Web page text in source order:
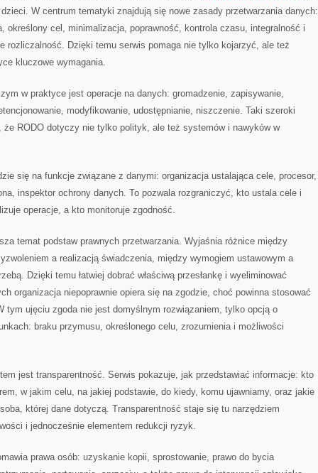
W centrum tematyki znajdują się nowe zasady przetwarzania danych:
określony cel, minimalizacja, poprawność, kontrola czasu, integralność i
rozliczalność. Dzięki temu serwis pomaga nie tylko kojarzyć, ale też
kluczowe wymagania.
w praktyce jest operacje na danych: gromadzenie, zapisywanie,
modyfikowanie, udostępnianie, niszczenie. Taki szeroki
że RODO dotyczy nie tylko polityk, ale też systemów i nawyków w
się na funkcje związane z danymi: organizacja ustalająca cele, procesor,
inspektor ochrony danych. To pozwala rozgraniczyć, kto ustala cele i
operacje, a kto monitoruje zgodność.
temat podstaw prawnych przetwarzania. Wyjaśnia różnice między
a realizacją świadczenia, między wymogiem ustawowym a
Dzięki temu łatwiej dobrać właściwą przesłankę i wyeliminować
organizacja niepoprawnie opiera się na zgodzie, choć powinna stosować
tym ujęciu zgoda nie jest domyślnym rozwiązaniem, tylko opcją o
braku przymusu, określonego celu, zrozumienia i możliwości
jest transparentność. Serwis pokazuje, jak przedstawiać informacje: kto
w jakim celu, na jakiej podstawie, do kiedy, komu ujawniamy, oraz jakie
której dane dotyczą. Transparentność staje się tu narzędziem
i jednocześnie elementem redukcji ryzyk.
prawa osób: uzyskanie kopii, sprostowanie, prawo do bycia